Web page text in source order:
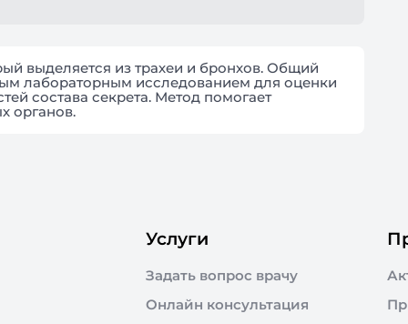
выделяется из трахеи и бронхов. Общий
лабораторным исследованием для оценки
состава секрета. Метод помогает
органов.
Услуги
Задать вопрос врачу
Онлайн консультация